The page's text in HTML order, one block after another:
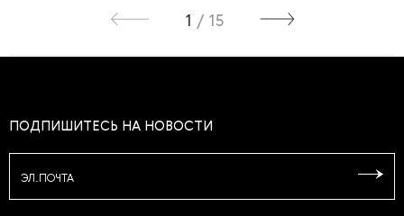
1 / 15
ПОДПИШИТЕСЬ НА НОВОСТИ
ЭЛ.ПОЧТА